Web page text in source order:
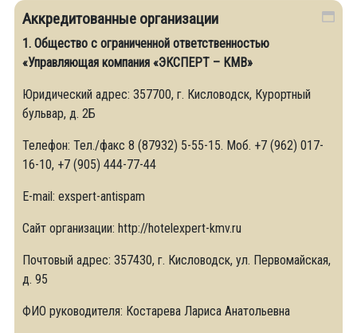
Аккредитованные организации
1. Общество с ограниченной ответственностью
«Управляющая компания «ЭКСПЕРТ – КМВ»
Юридический адрес: 357700, г. Кисловодск, Курортный
бульвар, д. 2Б
Телефон: Тел./факс 8 (87932) 5-55-15. Моб. +7 (962) 017-
16-10, +7 (905) 444-77-44
Е-mail: exspert-antispam
Сайт организации: http://hotelexpert-kmv.ru
Почтовый адрес: 357430, г. Кисловодск, ул. Первомайская,
д. 95
ФИО руководителя: Костарева Лариса Анатольевна